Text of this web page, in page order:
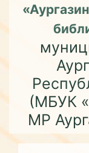
(МБУК
МР